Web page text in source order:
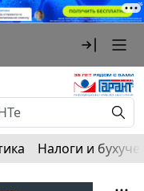
Налоги и